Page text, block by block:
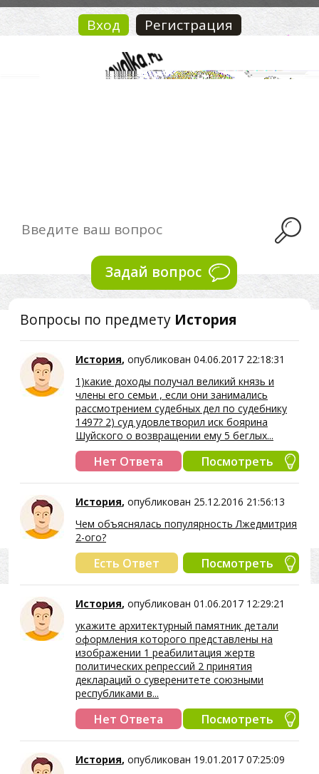
Вход Регистрация
Задай вопрос
Вопросы по предмету История
История, опубликован 04.06.2017 22:18:31
1)какие доходы получал великий князь и
члены его семьи , если они занимались
рассмотрением судебных дел по судебнику
1497? 2) суд удовлетворил иск боярина
Шуйского о возвращении ему 5 беглых...
Нет Ответа Посмотреть
История, опубликован 25.12.2016 21:56:13
Чем объяснялась популярность Лжедмитрия
2-ого?
Есть Ответ Посмотреть
История, опубликован 01.06.2017 12:29:21
укажите архитектурный памятник детали
оформления которого представлены на
изображении 1 реабилитация жертв
политических репрессий 2 принятия
деклараций о суверенитете союзными
республиками в...
Нет Ответа Посмотреть
История, опубликован 19.01.2017 07:25:09